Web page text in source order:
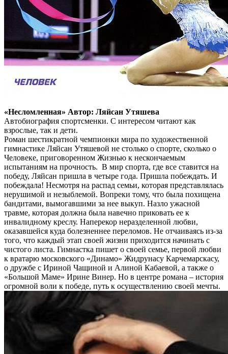
«Несломленная» Автор: Ляйсан Утяшева
Автобиография спортсменки. С интересом читают как
взрослые, так и дети.
Роман шестикратной чемпионки мира по художественной
гимнастике Ляйсан Утяшевой не столько о спорте, сколько о
Человеке, приговоренном Жизнью к нескончаемым
испытаниям на прочность. В мир спорта, где все ставится на
победу, Ляйсан пришла в четыре года. Пришла побеждать. И
побеждала! Несмотря на распад семьи, которая представлялась
нерушимой и незыблемой. Вопреки тому, что была похищена
бандитами, вымогавшими за нее выкуп. Назло ужасной
травме, которая должна была навечно приковать ее к
инвалидному креслу. Наперекор неразделенной любви,
оказавшейся куда болезненнее переломов. Не отчаиваясь из-за
того, что каждый этап своей жизни приходится начинать с
чистого листа. Гимнастка пишет о своей семье, первой любви
к вратарю московского «Динамо» Жидрунасу Карчемарскасу,
о дружбе с Ириной Чащиной и Алиной Кабаевой, а также о
«Большой Маме» Ирине Винер. Но в центре романа – история
огромной воли к победе, путь к осуществлению своей мечты.